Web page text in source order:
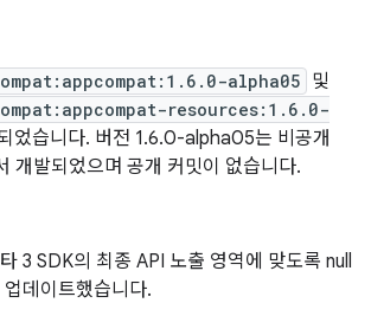
alpha05 및
resources:1.6.0-
었습니다. 버전 1.6.0-alpha05는 비공개
개발되었으며 공개 커밋이 없습니다.
3 SDK의 최종 API 노출 영역에 맞도록 null
데이트했습니다.